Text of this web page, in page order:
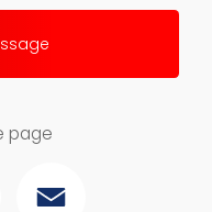
page